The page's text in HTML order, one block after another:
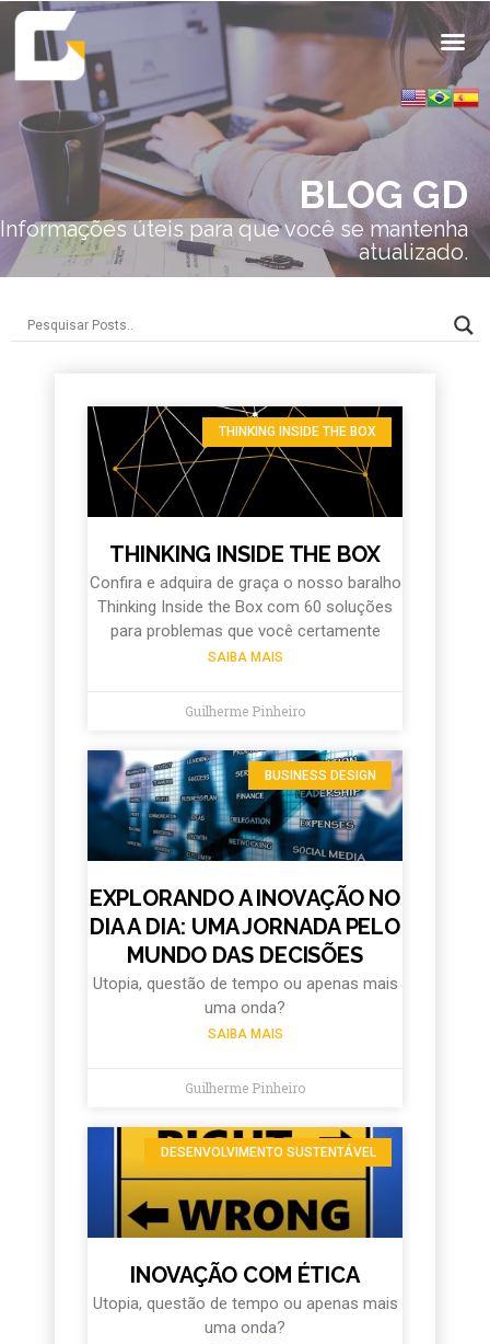
BLOG GD
Informações úteis para que você se mantenha
atualizado.
THINKING INSIDE THE BOX
THINKING INSIDE THE BOX
Confira e adquira de graça o nosso baralho
Thinking Inside the Box com 60 soluções
para problemas que você certamente
SAIBA MAIS
Guilherme Pinheiro
BUSINESS DESIGN
EXPLORANDO A INOVAÇÃO NO
DIA A DIA: UMA JORNADA PELO
MUNDO DAS DECISÕES
Utopia, questão de tempo ou apenas mais
uma onda?
SAIBA MAIS
Guilherme Pinheiro
DESENVOLVIMENTO SUSTENTÁVEL
INOVAÇÃO COM ÉTICA
Utopia, questão de tempo ou apenas mais
uma onda?